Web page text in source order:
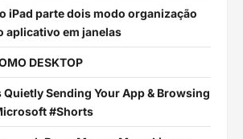
iPad parte dois modo organização
aplicativo em janelas
DESKTOP
Sending Your App & Browsing
#Shorts